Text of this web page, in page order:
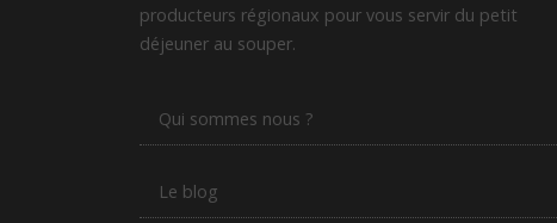
producteurs régionaux pour vous servir du petit
déjeuner au souper.
Qui sommes nous ?
Le blog